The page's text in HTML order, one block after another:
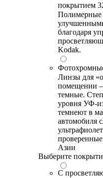
покрытием
Полимерные
благодаря
Kodak.
Линзы для
помещении –
темные.
уровня УФ-
темнеют в
автомобиля
Азии
Выберите
С